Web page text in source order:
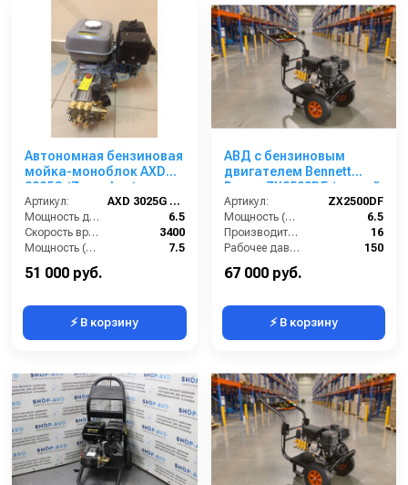
Автономная бензиновая
мойка-моноблок AXD
3025G (Zongshen)
Артикул:
AXD 3025G (Zongshen)
Мощность двигателя (лс):
6.5
Скорость вращения вала (об/мин):
3400
Мощность (л/с):
7.5
Производительность (л/ч):
51 000 руб.
⚡ В корзину
АВД с бензиновым
двигателем Bennett
Power ZX2500DF (ручной
стартер)
Артикул:
ZX2500DF
Мощность (л/с):
6.5
Производительность (л/мин):
16
Рабочее давление (бар):
150
Обороты двигателя (об/мин):
67 000 руб.
⚡ В корзину